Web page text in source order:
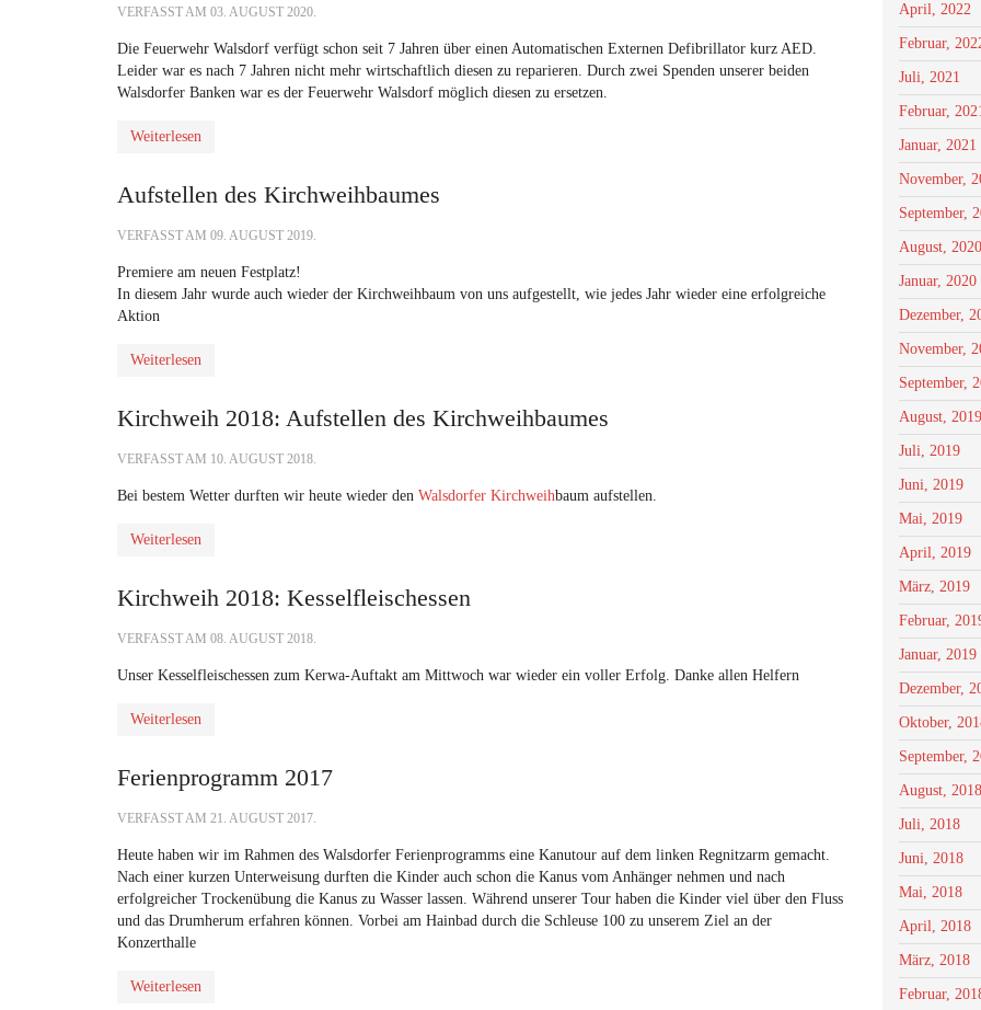
VERFASST AM 03. AUGUST 2020.
Die Feuerwehr Walsdorf verfügt schon seit 7 Jahren über einen Automatischen Externen Defibrillator kurz AED.
Leider war es nach 7 Jahren nicht mehr wirtschaftlich diesen zu reparieren. Durch zwei Spenden unserer beiden
Walsdorfer Banken war es der Feuerwehr Walsdorf möglich diesen zu ersetzen.
Weiterlesen
Aufstellen des Kirchweihbaumes
VERFASST AM 09. AUGUST 2019.
Premiere am neuen Festplatz!
In diesem Jahr wurde auch wieder der Kirchweihbaum von uns aufgestellt, wie jedes Jahr wieder eine erfolgreiche
Aktion
Weiterlesen
Kirchweih 2018: Aufstellen des Kirchweihbaumes
VERFASST AM 10. AUGUST 2018.
Bei bestem Wetter durften wir heute wieder den Walsdorfer Kirchweihbaum aufstellen.
Weiterlesen
Kirchweih 2018: Kesselfleischessen
VERFASST AM 08. AUGUST 2018.
Unser Kesselfleischessen zum Kerwa-Auftakt am Mittwoch war wieder ein voller Erfolg. Danke allen Helfern
Weiterlesen
Ferienprogramm 2017
VERFASST AM 21. AUGUST 2017.
Heute haben wir im Rahmen des Walsdorfer Ferienprogramms eine Kanutour auf dem linken Regnitzarm gemacht.
Nach einer kurzen Unterweisung durften die Kinder auch schon die Kanus vom Anhänger nehmen und nach
erfolgreicher Trockenübung die Kanus zu Wasser lassen. Während unserer Tour haben die Kinder viel über den Fluss
und das Drumherum erfahren können. Vorbei am Hainbad durch die Schleuse 100 zu unserem Ziel an der
Konzerthalle
Weiterlesen
April, 2022
Februar,
Juli, 2021
Februar,
Januar, 2021
November,
September,
August, 2020
Januar, 2020
Dezember,
November,
September,
August, 2019
Juli, 2019
Juni, 2019
Mai, 2019
April, 2019
März, 2019
Februar,
Januar, 2019
Dezember,
Oktober,
September,
August, 2018
Juli, 2018
Juni, 2018
Mai, 2018
April, 2018
März, 2018
Februar,